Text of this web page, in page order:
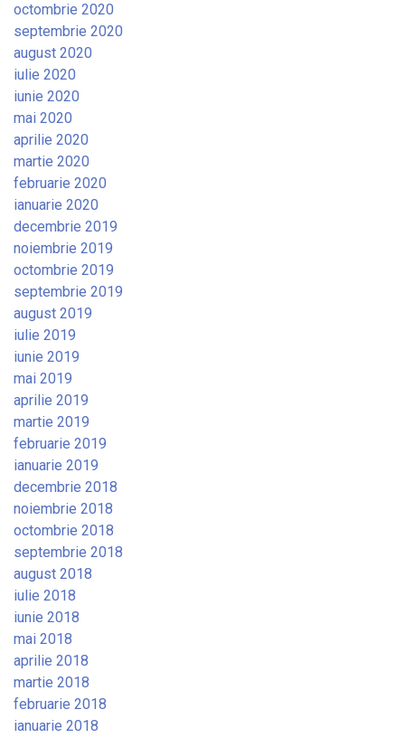
octombrie 2020
septembrie 2020
august 2020
iulie 2020
iunie 2020
mai 2020
aprilie 2020
martie 2020
februarie 2020
ianuarie 2020
decembrie 2019
noiembrie 2019
octombrie 2019
septembrie 2019
august 2019
iulie 2019
iunie 2019
mai 2019
aprilie 2019
martie 2019
februarie 2019
ianuarie 2019
decembrie 2018
noiembrie 2018
octombrie 2018
septembrie 2018
august 2018
iulie 2018
iunie 2018
mai 2018
aprilie 2018
martie 2018
februarie 2018
ianuarie 2018